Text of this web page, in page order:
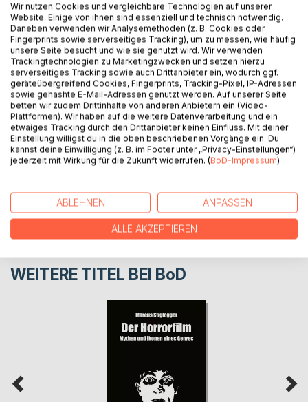
Charlie redet gerne. Frieda nicht. Sie sind das perfekte
Team. Irgendetwas scheint allerdings nicht mit Charlie zu
stimmen. Und während Frieda fest dazu entschlossen ist
so zu tun als wäre alles normal, scheint die Außenwelt wie
davon besessen ihr das Gegenteil zu beweisen.
AUTOR/IN
PRESSESTIMMEN
WEITERE TITEL BEI BoD
Wir nutzen Cookies und vergleichbare Technologien auf unserer
Website. Einige von ihnen sind essenziell und technisch notwendig.
Daneben verwenden wir Analysemethoden (z. B. Cookies oder
Fingerprints sowie serverseitiges Tracking), um zu messen, wie häufig
unsere Seite besucht und wie sie genutzt wird. Wir verwenden
Trackingtechnologien zu Marketingzwecken und setzen hierzu
serverseitiges Tracking sowie auch Drittanbieter ein, wodurch ggf.
geräteübergreifend Cookies, Fingerprints, Tracking-Pixel, IP-Adressen
sowie gehashte E-Mail-Adressen genutzt werden. Auf unserer Seite
betten wir zudem Drittinhalte von anderen Anbietern ein (Video-
Plattformen). Wir haben auf die weitere Datenverarbeitung und ein
etwaiges Tracking durch den Drittanbieter keinen Einfluss. Mit deiner
Einstellung willigst du in die oben beschriebenen Vorgänge ein. Du
kannst deine Einwilligung (z. B. im Footer unter „Privacy-Einstellungen“)
jederzeit mit Wirkung für die Zukunft widerrufen. (BoD-Impressum)
ABLEHNEN ANPASSEN
ALLE AKZEPTIEREN